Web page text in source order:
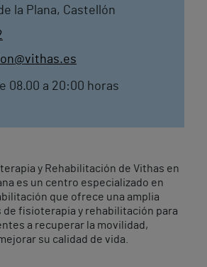
la Plana, Castellón
08.00 a 20:00 horas
y Rehabilitación de Vithas en
es un centro especializado en
que ofrece una amplia
de fisioterapia y rehabilitación para
a recuperar la movilidad,
su calidad de vida.